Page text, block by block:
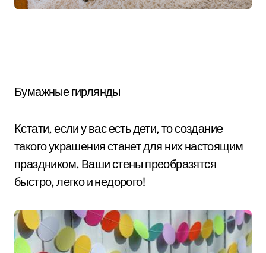
Бумажные гирлянды
Кстати, если у вас есть дети, то создание
такого украшения станет для них настоящим
праздником. Ваши стены преобразятся
быстро, легко и недорого!